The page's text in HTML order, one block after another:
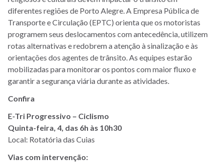
diferentes regiões de Porto Alegre. A Empresa Pública de
Transporte e Circulação (EPTC) orienta que os motoristas
programem seus deslocamentos com antecedência, utilizem
rotas alternativas e redobrem a atenção à sinalização e às
orientações dos agentes de trânsito. As equipes estarão
mobilizadas para monitorar os pontos com maior fluxo e
garantir a segurança viária durante as atividades.
Confira
E-Tri Progressivo – Ciclismo
Quinta-feira, 4, das 6h às 10h30
Local: Rotatória das Cuias
Vias com intervenção: